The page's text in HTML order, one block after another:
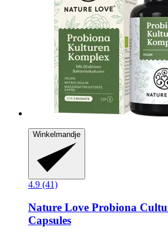
Winkelmandje
4.9 (41)
Nature Love Probiona
Capsules